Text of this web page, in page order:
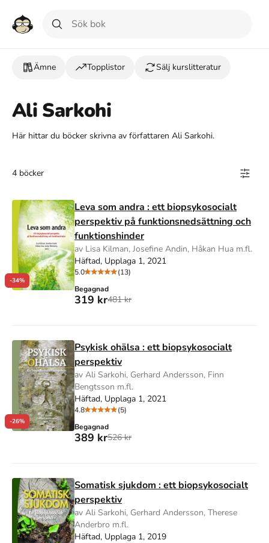
Ämne Topplistor Sälj kurslitteratur
Ali Sarkohi
Här hittar du böcker skrivna av författaren Ali Sarkohi.
4 böcker
-34%
Leva som andra : ett biopsykosocialt
perspektiv på funktionsnedsättning och
funktionshinder
av Lisa Kilman, Josefine Andin, Håkan Hua m.fl.
Häftad, Upplaga 1, 2021
5.0
(13)
Begagnad
319 kr481 kr
-26%
Psykisk ohälsa : ett biopsykosocialt
perspektiv
av Ali Sarkohi, Gerhard Andersson, Finn
Bengtsson m.fl.
Häftad, Upplaga 1, 2021
4.8
(5)
Begagnad
389 kr526 kr
Somatisk sjukdom : ett biopsykosocialt
perspektiv
av Ali Sarkohi, Gerhard Andersson, Therese
Anderbro m.fl.
Häftad, Upplaga 1, 2019